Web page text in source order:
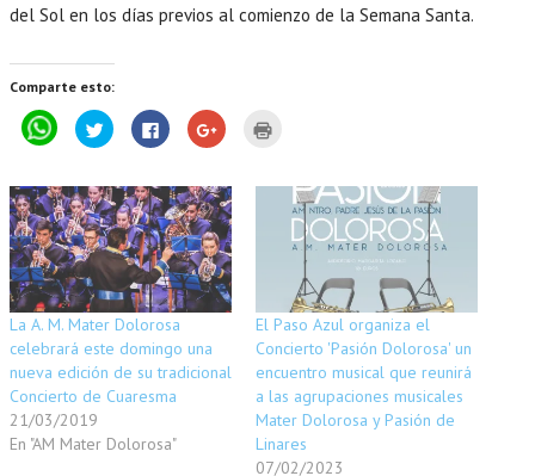
del Sol en los días previos al comienzo de la Semana Santa.
Comparte esto:
P
u
a
p
a
r
a
c
o
m
p
a
r
i
r
e
n
W
h
a
t
H
a
l
i
c
p
a
r
a
c
o
m
p
r
t
i
r
T
w
H
a
l
i
c
p
a
r
a
c
o
m
p
r
t
i
r
F
a
H
a
l
i
c
p
a
r
a
c
o
m
t
i
l
p
r
m
i
r
(
S
e
a
b
r
La A. M. Mater Dolorosa
celebrará este domingo una
nueva edición de su tradicional
Concierto de Cuaresma
21/03/2019
En "AM Mater Dolorosa"
El Paso Azul organiza el
Concierto 'Pasión Dolorosa' un
encuentro musical que reunirá
a las agrupaciones musicales
Mater Dolorosa y Pasión de
Linares
07/02/2023